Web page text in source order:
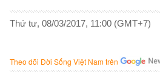
Thứ tư, 08/03/2017, 11:00 (GMT+7)
Theo dõi Đời Sống Việt Nam trên